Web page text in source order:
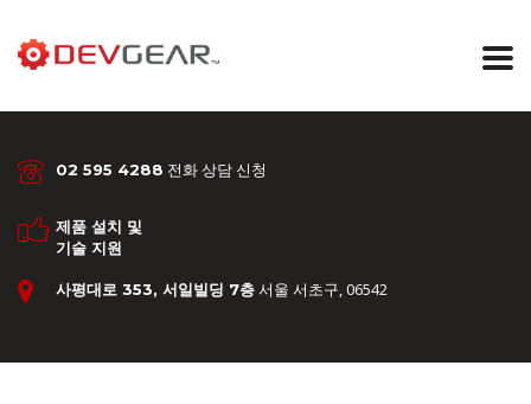
02 595 4288 전화 상담 신청
제품 설치 및
기술 지원
사평대로 353, 서일빌딩 7층서울 서초구, 06542